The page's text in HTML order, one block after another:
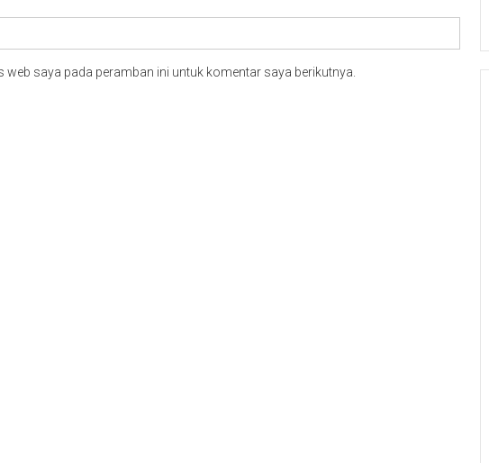
web saya pada peramban ini untuk komentar saya berikutnya.